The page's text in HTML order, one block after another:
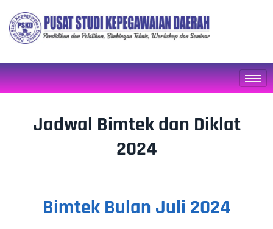
Jadwal Bimtek dan Diklat
2024
Bimtek Bulan Juli 2024